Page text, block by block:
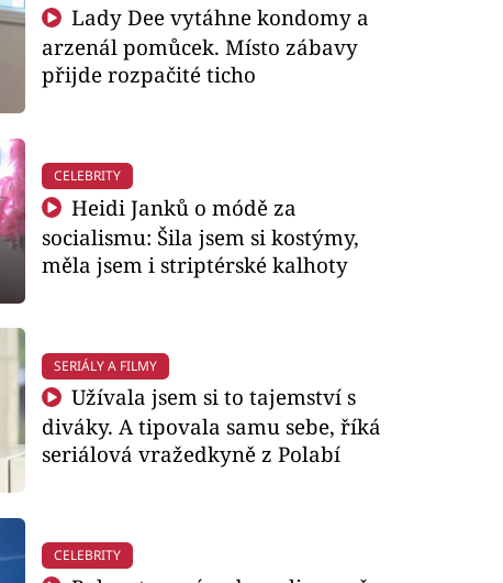
Lady Dee vytáhne kondomy a
arzenál pomůcek. Místo zábavy
přijde rozpačité ticho
CELEBRITY
Heidi Janků o módě za
socialismu: Šila jsem si kostýmy,
měla jsem i striptérské kalhoty
SERIÁLY A FILMY
Užívala jsem si to tajemství s
diváky. A tipovala samu sebe, říká
seriálová vražedkyně z Polabí
CELEBRITY